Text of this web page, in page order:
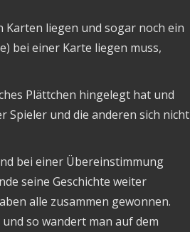
liegen und sogar noch ein
bei einer Karte liegen muss,
Plättchen hingelegt hat und
Spieler und die anderen sich nicht
bei einer Übereinstimmung
seine Geschichte weiter
alle zusammen gewonnen.
so wandert man auf dem